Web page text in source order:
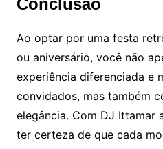
Conclusão
Ao optar por uma festa
ou aniversário, você não
experiência diferenciada e
convidados, mas também
elegância. Com DJ Ittamar
ter certeza de que cada